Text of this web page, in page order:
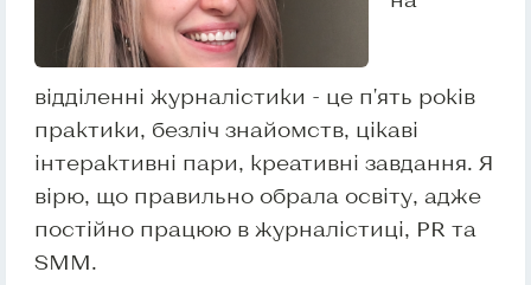
відділенні журналістики - це п'ять років
практики, безліч знайомств, цікаві
інтерактивні пари, креативні завдання. Я
вірю, що правильно обрала освіту, адже
постійно працюю в журналістиці, PR та
SMM.